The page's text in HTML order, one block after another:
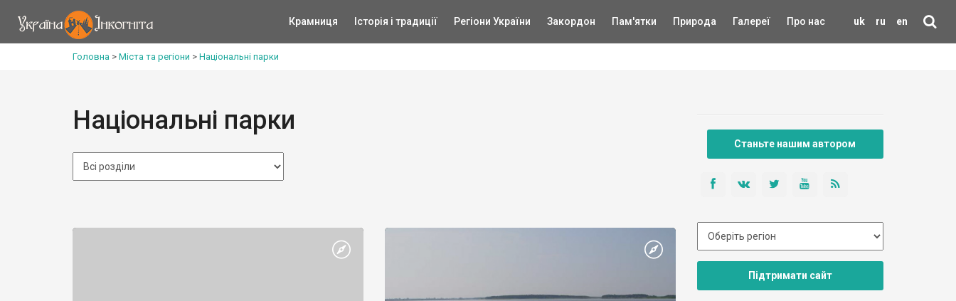
uk ru en
Крамниця Історія і традиції Регіони України Закордон Пам'ятки Природа Галереї Про нас
Головна > Міста та регіони > Національні парки
Національні парки
Станьте нашим автором
Підтримати сайт